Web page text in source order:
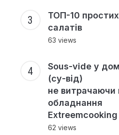
ТОП-10
салатів
63 views
Sous-vide у
(су-від)
не витрачаючи
обладнання
Extreemcooking
62 views